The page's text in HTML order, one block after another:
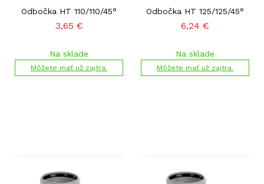
Odbočka HT 110/110/45°
3,65 €
Na sklade
Môžete mať už zajtra.
Odbočka HT 125/125/45°
6,24 €
Na sklade
Môžete mať už zajtra.